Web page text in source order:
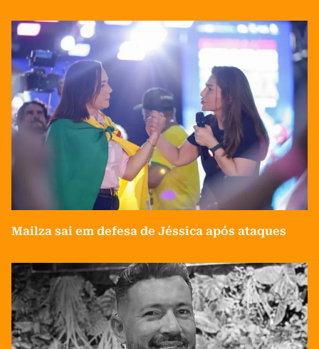
Mailza sai em defesa de Jéssica após ataques